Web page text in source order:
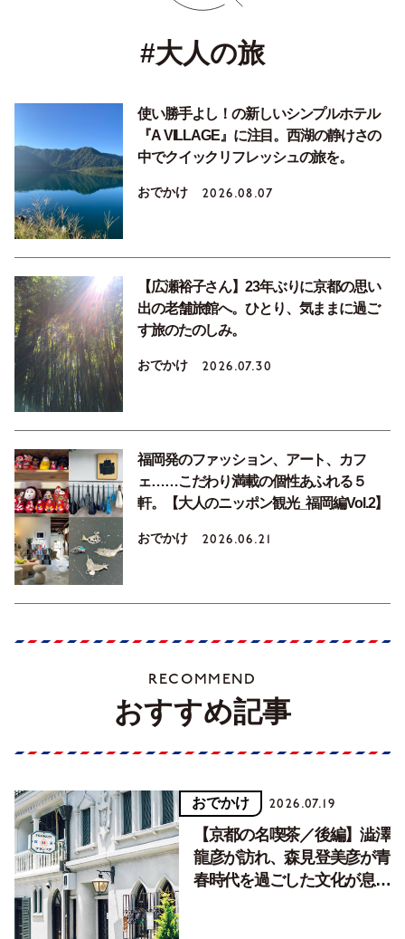
#大人の旅
使い勝手よし！の新しいシンプルホテル
『A VILLAGE』に注目。西湖の静けさの
中でクイックリフレッシュの旅を。
おでかけ 2026.08.07
【広瀬裕子さん】23年ぶりに京都の思い
出の老舗旅館へ。ひとり、気ままに過ご
す旅のたのしみ。
おでかけ 2026.07.30
福岡発のファッション、アート、カフ
ェ……こだわり満載の個性あふれる５
軒。【大人のニッポン観光_福岡編Vol.2】
おでかけ 2026.06.21
RECOMMEND
おすすめ記事
おでかけ 2026.07.19
【京都の名喫茶／後編】澁澤
龍彦が訪れ、森見登美彦が青
春時代を過ごした文化が息づ